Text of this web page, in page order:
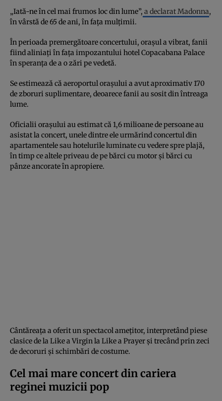
„Iată-ne în cel mai frumos loc din lume”, a declarat Madonna,
în vârstă de 65 de ani, în fața mulțimii.
În perioada premergătoare concertului, orașul a vibrat, fanii
fiind aliniați în fața impozantului hotel Copacabana Palace
în speranța de a o zări pe vedetă.
Se estimează că aeroportul orașului a avut aproximativ 170
de zboruri suplimentare, deoarece fanii au sosit din întreaga
lume.
Oficialii orașului au estimat că 1,6 milioane de persoane au
asistat la concert, unele dintre ele urmărind concertul din
apartamentele sau hotelurile luminate cu vedere spre plajă,
în timp ce altele priveau de pe bărci cu motor și bărci cu
pânze ancorate în apropiere.
Cântăreața a oferit un spectacol amețitor, interpretând piese
clasice de la Like a Virgin la Like a Prayer și trecând prin zeci
de decoruri și schimbări de costume.
Cel mai mare concert din cariera
reginei muzicii pop